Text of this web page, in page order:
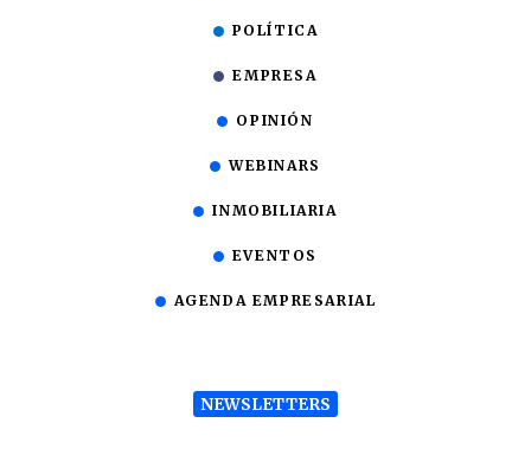
POLÍTICA
EMPRESA
OPINIÓN
WEBINARS
INMOBILIARIA
EVENTOS
AGENDA EMPRESARIAL
NEWSLETTERS